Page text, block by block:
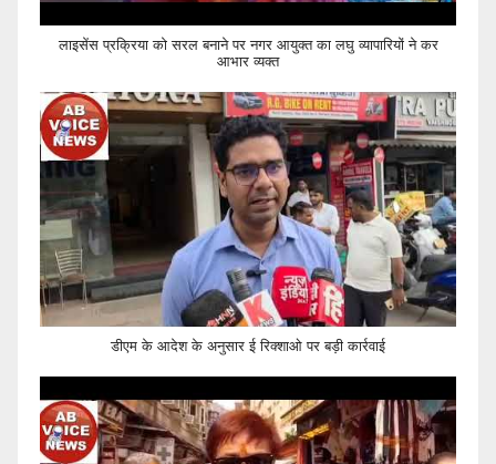
लाइसेंस प्रक्रिया को सरल बनाने पर नगर आयुक्त का लघु व्यापारियों ने कर
आभार व्यक्त
डीएम के आदेश के अनुसार ई रिक्शाओ पर बड़ी कार्रवाई